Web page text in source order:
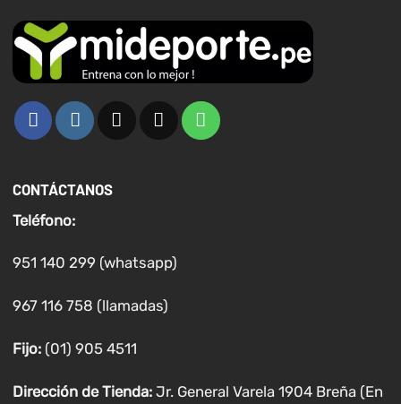
CONTÁCTANOS
Teléfono:
951 140 299 (whatsapp)
967 116 758 (llamadas)
Fijo:(01) 905 4511
Dirección de Tienda: Jr. General Varela 1904 Breña (En